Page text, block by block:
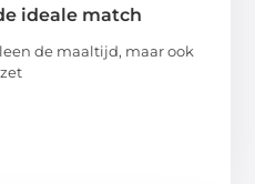
ideale match
de maaltijd, maar ook